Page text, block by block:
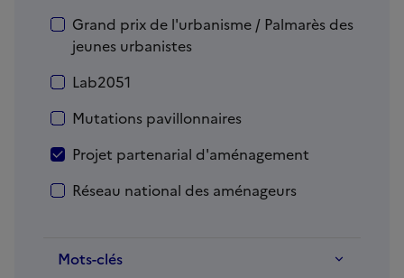
Grand prix de l'urbanisme / Palmarès des
jeunes urbanistes
Lab2051
Mutations pavillonnaires
Projet partenarial d'aménagement
Réseau national des aménageurs
Mots-clés